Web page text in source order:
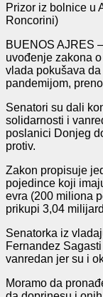
Prizor iz bolnice u
Roncorini)
BUENOS AJRES
uvođenje zakona
vlada pokušava
pandemijom,
Senatori su dali
solidarnosti i
poslanici Donjeg
protiv.
Zakon propisuje
pojedince koji
evra (200 miliona
prikupi 3,04
Senatorka iz
Fernandez
vanredan jer su i
Moramo da